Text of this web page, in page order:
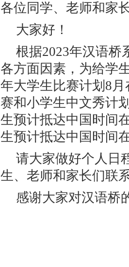
各位同学、老师和家
大家好！
根据2023年汉语桥
各方面因素，为给学
年大学生比赛计划8
赛和小学生中文秀计
生预计抵达中国时间
生预计抵达中国时间
请大家做好个人日
生、老师和家长们联
感谢大家对汉语桥